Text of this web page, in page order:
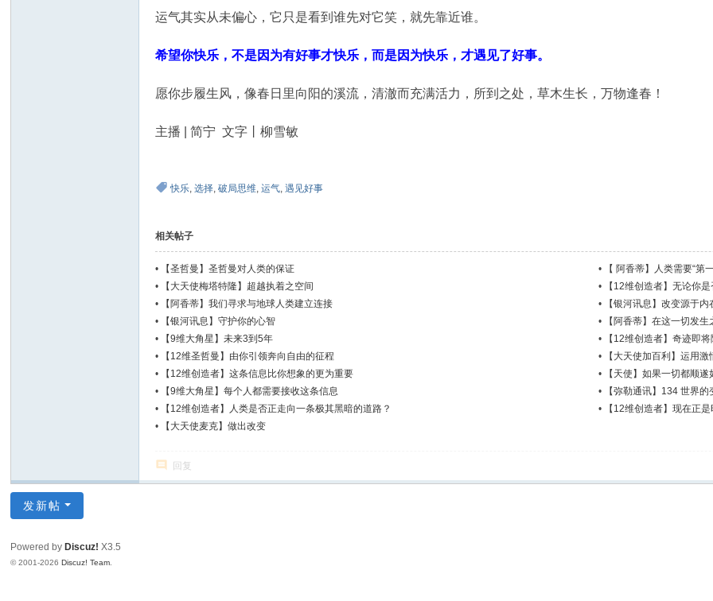
运气其实从未偏心，它只是看到谁先对它笑，就先靠近谁。
希望你快乐，不是因为有好事才快乐，而是因为快乐，才遇见了好事。
愿你步履生风，像春日里向阳的溪流，清澈而充满活力，所到之处，草木生长，万物逢春！
主播 | 简宁 文字丨柳雪敏
快乐,选择,破局思维,运气,遇见好事
相关帖子
• 【圣哲曼】圣哲曼对人类的保证 •
【 阿香蒂】人类需要“第
•
【大天使梅塔特隆】超越执着之空间 •
【12维创造者】无论你
•
【阿香蒂】我们寻求与地球人类建立连接 •
【银河讯息】改变源于内
•
【银河讯息】守护你的心智 •
【阿香蒂】在这一切发
•
【9维大角星】未来3到5年 •
【12维创造者】奇迹即将
•
【12维圣哲曼】由你引领奔向自由的征程 •
【大天使加百利】运用
•
【12维创造者】这条信息比你想象的更为重要 •
【天使】如果一切都顺遂
•
【9维大角星】每个人都需要接收这条信息 •
【弥勒通讯】134 世界的
•
【12维创造者】人类是否正走向一条极其黑暗的道路？ •
【12维创造者】现在正
•
【大天使麦克】做出改变
回复
发新帖
Powered by Discuz! X3.5
© 2001-2026Discuz! Team